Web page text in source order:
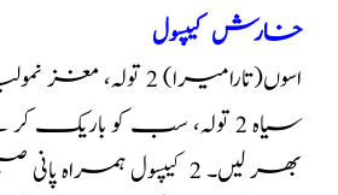
خارش کیپسول
سیاہ 2 تولہ، سب کو باریک
بھر لیں۔ 2 کیپسول ہمراہ